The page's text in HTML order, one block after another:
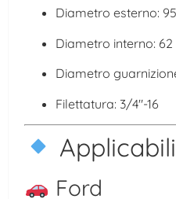
Diametro esterno:
Diametro interno:
Diametro
Filettatura: 3/4″-16
Ford